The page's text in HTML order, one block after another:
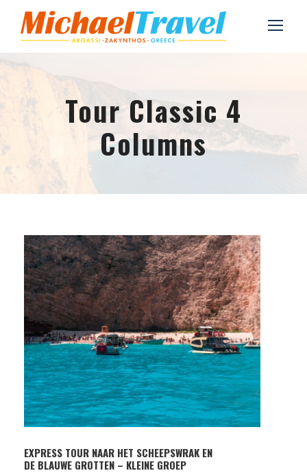
Tour Classic 4
Columns
EXPRESS TOUR NAAR HET SCHEEPSWRAK EN
DE BLAUWE GROTTEN – KLEINE GROEP